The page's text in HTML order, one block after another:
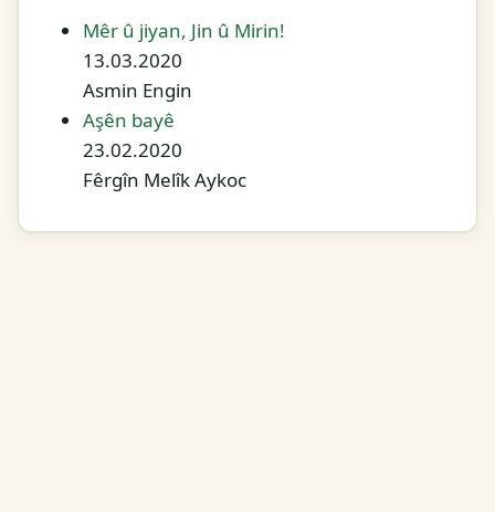
Mêr û jiyan, Jin û Mirin!
13.03.2020
Asmin Engin
Aşên bayê
23.02.2020
Fêrgîn Melîk Aykoc